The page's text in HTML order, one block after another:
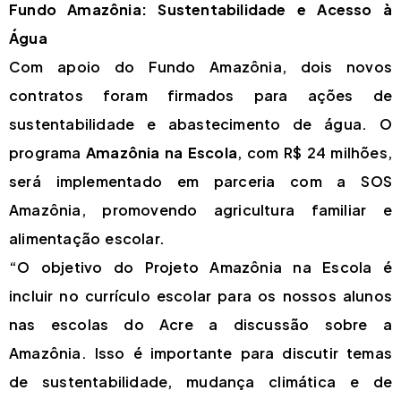
Fundo Amazônia: Sustentabilidade e Acesso à
Água
Com apoio do Fundo Amazônia, dois novos
contratos foram firmados para ações de
sustentabilidade e abastecimento de água. O
programaAmazônia na Escola, com R$ 24 milhões,
será implementado em parceria com a SOS
Amazônia, promovendo agricultura familiar e
alimentação escolar.
“O objetivo do Projeto Amazônia na Escola é
incluir no currículo escolar para os nossos alunos
nas escolas do Acre a discussão sobre a
Amazônia. Isso é importante para discutir temas
de sustentabilidade, mudança climática e de